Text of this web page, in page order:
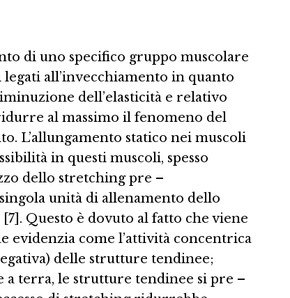
di uno specifico gruppo muscolare
all’invecchiamento in quanto
dell’elasticità e relativo
al massimo il fenomeno del
L’allungamento statico nei muscoli
in questi muscoli, spesso
dello stretching pre –
unità di allenamento dello
Questo è dovuto al fatto che viene
evidenzia come l’attività concentrica
delle strutture tendinee;
a terra, le strutture tendinee si pre –